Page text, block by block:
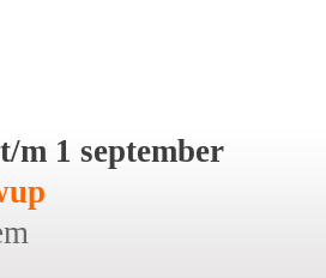
m 1 september